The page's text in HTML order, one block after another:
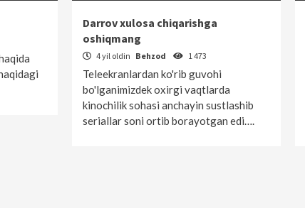
Darrov xulosa chiqarishga
oshiqmang
4 yil oldin Behzod 1 473
Teleekranlardan ko'rib guvohi
bo'lganimizdek oxirgi vaqtlarda
kinochilik sohasi anchayin sustlashib
seriallar soni ortib borayotgan edi….